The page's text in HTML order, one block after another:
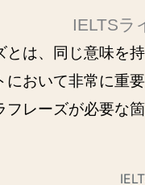
IELTSラ
とは、同じ意味を
において非常に重
フレーズが必要な